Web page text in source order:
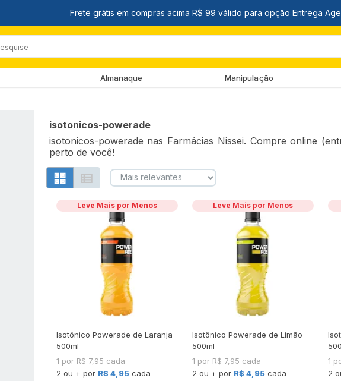
Almanaque Manipulação
isotonicos-powerade
isotonicos-powerade nas Farmácias Nissei. Compre online
perto de você!
Leve Mais por Menos
Isotônico Powerade de Laranja
500ml
1 por R$ 7,95 cada
2 ou + por R$ 4,95 cada
Leve Mais por Menos
Isotônico Powerade de Limão
500ml
1 por R$ 7,95 cada
2 ou + por R$ 4,95 cada
1
2